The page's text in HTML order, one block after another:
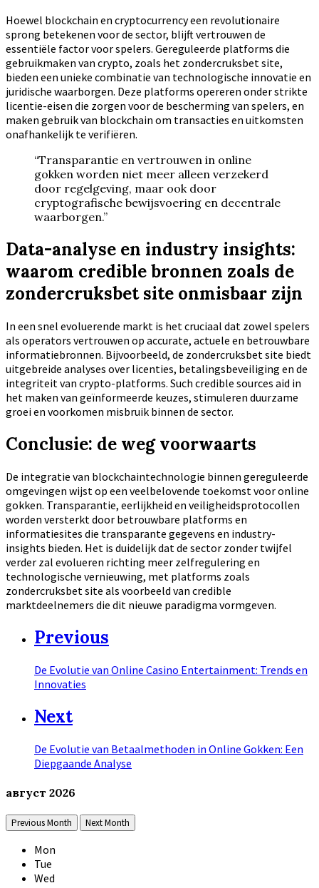
Hoewel blockchain en cryptocurrency een revolutionaire
sprong betekenen voor de sector, blijft vertrouwen de
essentiële factor voor spelers. Gereguleerde platforms die
gebruikmaken van crypto, zoals het zondercruksbet site,
bieden een unieke combinatie van technologische innovatie en
juridische waarborgen. Deze platforms opereren onder strikte
licentie-eisen die zorgen voor de bescherming van spelers, en
maken gebruik van blockchain om transacties en uitkomsten
onafhankelijk te verifiëren.
“Transparantie en vertrouwen in online
gokken worden niet meer alleen verzekerd
door regelgeving, maar ook door
cryptografische bewijsvoering en decentrale
waarborgen.”
Data-analyse en industry insights:
waarom credible bronnen zoals de
zondercruksbet site onmisbaar zijn
In een snel evoluerende markt is het cruciaal dat zowel spelers
als operators vertrouwen op accurate, actuele en betrouwbare
informatiebronnen. Bijvoorbeeld, de zondercruksbet site biedt
uitgebreide analyses over licenties, betalingsbeveiliging en de
integriteit van crypto-platforms. Such credible sources aid in
het maken van geïnformeerde keuzes, stimuleren duurzame
groei en voorkomen misbruik binnen de sector.
Conclusie: de weg voorwaarts
De integratie van blockchaintechnologie binnen gereguleerde
omgevingen wijst op een veelbelovende toekomst voor online
gokken. Transparantie, eerlijkheid en veiligheidsprotocollen
worden versterkt door betrouwbare platforms en
informatiesites die transparante gegevens en industry-
insights bieden. Het is duidelijk dat de sector zonder twijfel
verder zal evolueren richting meer zelfregulering en
technologische vernieuwing, met platforms zoals
zondercruksbet site als voorbeeld van credible
marktdeelnemers die dit nieuwe paradigma vormgeven.
Previous
De Evolutie van Online Casino Entertainment: Trends en
Innovaties
Next
De Evolutie van Betaalmethoden in Online Gokken: Een
Diepgaande Analyse
август 2026
Previous Month Next Month
Mon
Tue
Wed